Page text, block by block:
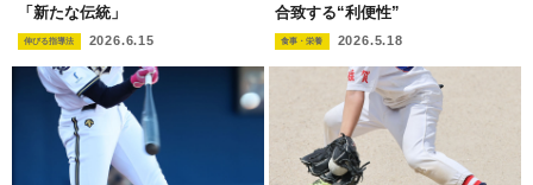
「新たな伝統」
伸びる指導法 2026.6.15
合致する“利便性”
食事・栄養 2026.5.18